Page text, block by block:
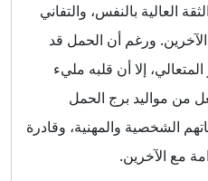
العالية بالنفس، والتفاني
ورغم أن الحمل قد
إلا أن قلبه مليء
من مواليد برج الحمل
الشخصية والمهنية، وقادرة
مع الآخرين.